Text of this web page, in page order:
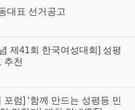
대표 선거공고
제41회 한국여성대회] 성평
추천
럼] ‘함께 만드는 성평등 민